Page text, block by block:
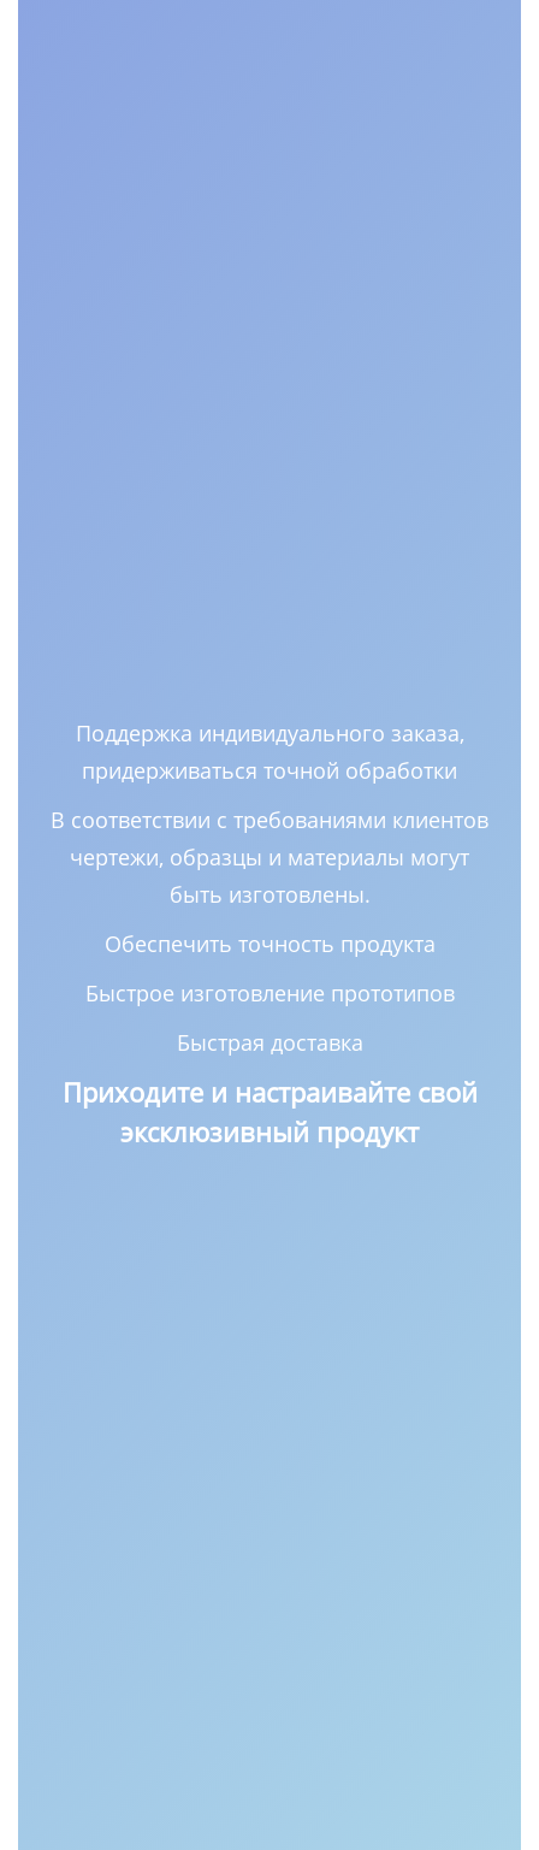
Поддержка индивидуального заказа,
придерживаться точной обработки
В соответствии с требованиями клиентов
чертежи, образцы и материалы могут
быть изготовлены.
Обеспечить точность продукта
Быстрое изготовление прототипов
Быстрая доставка
Приходите и настраивайте свой
эксклюзивный продукт